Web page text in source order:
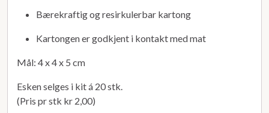
Bærekraftig og resirkulerbar kartong
Kartongen er godkjent i kontakt med mat
Mål: 4 x 4 x 5 cm
Esken selges i kit á 20 stk.
(Pris pr stk kr 2,00)